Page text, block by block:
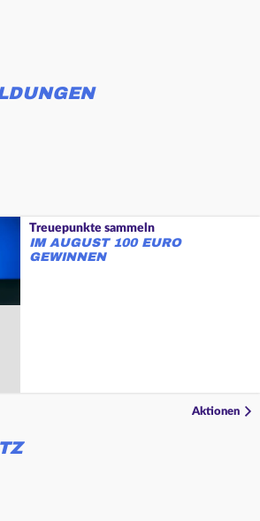
Treuepunkte sammeln
IM AUGUST 100 EURO
GEWINNEN
Aktionen